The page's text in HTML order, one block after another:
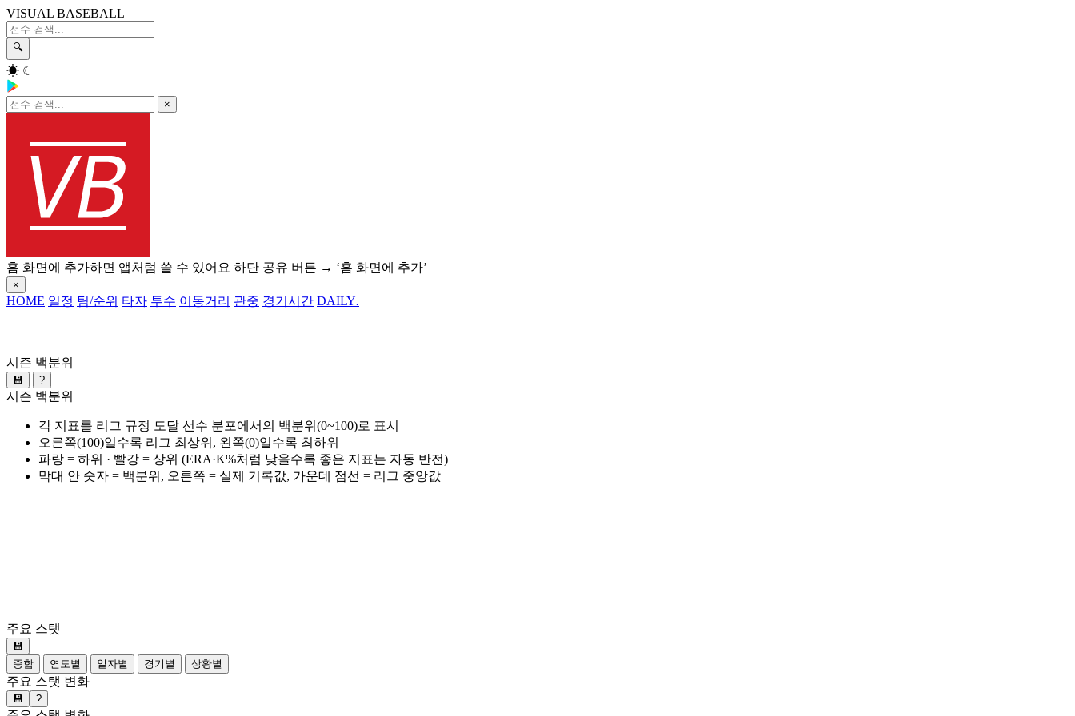
VISUAL BASEBALL
🔍
☀ ☾
×
홈 화면에 추가하면 앱처럼 쓸 수 있어요 하단 공유 버튼 → ‘홈 화면에 추가’
×
HOME 일정 팀/순위 타자 투수 이동거리 관중 경기시간 DAILY.
시즌 백분위
💾 ?
시즌 백분위
각 지표를 리그 규정 도달 선수 분포에서의 백분위(0~100)로 표시
오른쪽(100)일수록 리그 최상위, 왼쪽(0)일수록 최하위
파랑 = 하위 · 빨강 = 상위 (ERA·K%처럼 낮을수록 좋은 지표는 자동 반전)
막대 안 숫자 = 백분위, 오른쪽 = 실제 기록값, 가운데 점선 = 리그 중앙값
주요 스탯
💾
종합
연도별 일자별 경기별 상황별
주요 스탯 변화
💾 ?